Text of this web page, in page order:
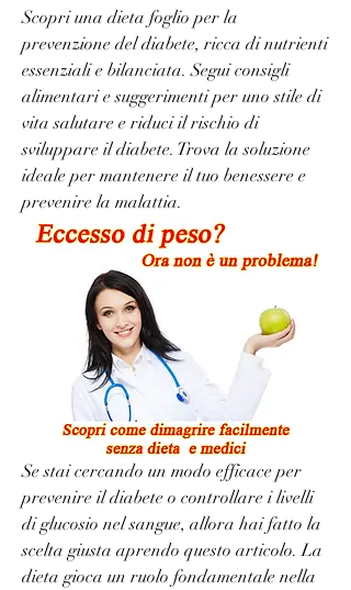
Scopri una dieta foglio per la
prevenzione del diabete, ricca di nutrienti
essenziali e bilanciata. Segui consigli
alimentari e suggerimenti per uno stile di
vita salutare e riduci il rischio di
sviluppare il diabete. Trova la soluzione
ideale per mantenere il tuo benessere e
prevenire la malattia.
Se stai cercando un modo efficace per
prevenire il diabete o controllare i livelli
di glucosio nel sangue, allora hai fatto la
scelta giusta aprendo questo articolo. La
dieta gioca un ruolo fondamentale nella